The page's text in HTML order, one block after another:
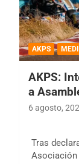
AKPS
AKPS:
a
6 agosto,
Tras
Asociación